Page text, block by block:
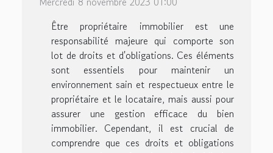
Être propriétaire immobilier est une
responsabilité majeure qui comporte son
lot de droits et d'obligations. Ces éléments
sont essentiels pour maintenir un
environnement sain et respectueux entre le
propriétaire et le locataire, mais aussi pour
assurer une gestion efficace du bien
immobilier. Cependant, il est crucial de
comprendre que ces droits et obligations